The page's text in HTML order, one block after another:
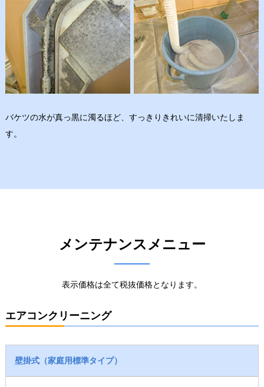
バケツの水が真っ黒に濁るほど、すっきりきれいに清掃いたしま
す。
メンテナンスメニュー
表示価格は全て税抜価格となります。
エアコンクリーニング
壁掛式（家庭用標準タイプ）